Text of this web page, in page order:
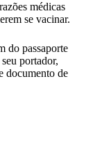
médicas
se vacinar.
do passaporte
portador,
documento de